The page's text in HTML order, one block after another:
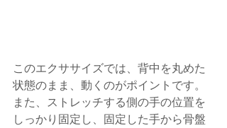
このエクササイズでは、背中を丸めた
状態のまま、動くのがポイントです。
また、ストレッチする側の手の位置を
しっかり固定し、固定した手から骨盤